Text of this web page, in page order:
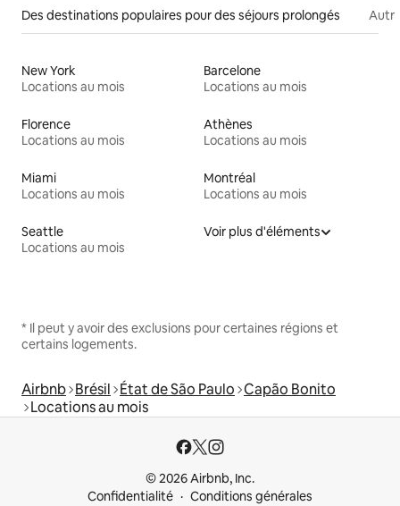
Des destinations populaires pour des séjours prolongés
New York
Locations au mois
Barcelone
Locations au mois
Florence
Locations au mois
Athènes
Locations au mois
Miami
Locations au mois
Montréal
Locations au mois
Seattle
Locations au mois
Voir plus d'éléments
* Il peut y avoir des exclusions pour certaines régions et
certains logements.
Airbnb Brésil État de São Paulo Capão Bonito
Locations au mois
© 2026 Airbnb, Inc.
Confidentialité
Conditions générales